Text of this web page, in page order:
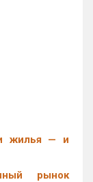
жилья — и
рынок